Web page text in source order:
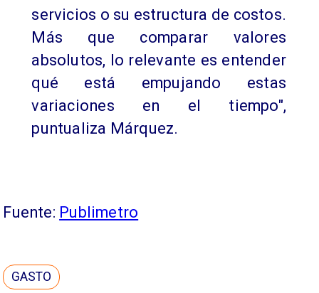
servicios o su estructura de costos.
Más que comparar valores
absolutos, lo relevante es entender
qué está empujando estas
variaciones en el tiempo",
puntualiza Márquez.
Fuente: Publimetro
GASTO